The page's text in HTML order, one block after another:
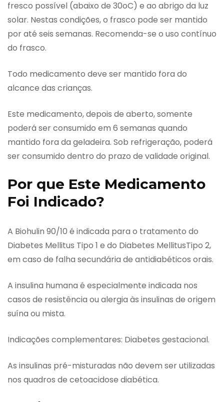
fresco possível (abaixo de 30oC) e ao abrigo da luz
solar. Nestas condições, o frasco pode ser mantido
por até seis semanas. Recomenda-se o uso contínuo
do frasco.
Todo medicamento deve ser mantido fora do
alcance das crianças.
Este medicamento, depois de aberto, somente
poderá ser consumido em 6 semanas quando
mantido fora da geladeira. Sob refrigeração, poderá
ser consumido dentro do prazo de validade original.
Por que Este Medicamento
Foi Indicado?
A Biohulin 90/10 é indicada para o tratamento do
Diabetes Mellitus Tipo 1 e do Diabetes MellitusTipo 2,
em caso de falha secundária de antidiabéticos orais.
A insulina humana é especialmente indicada nos
casos de resistência ou alergia às insulinas de origem
suína ou mista.
Indicações complementares: Diabetes gestacional.
As insulinas pré-misturadas não devem ser utilizadas
nos quadros de cetoacidose diabética.